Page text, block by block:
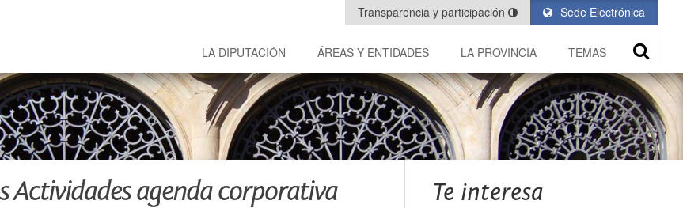
Sede Electrónica
Transparencia y participación
LA DIPUTACIÓN ÁREAS Y ENTIDADES LA PROVINCIA TEMAS
Actividades agenda corporativa Te interesa